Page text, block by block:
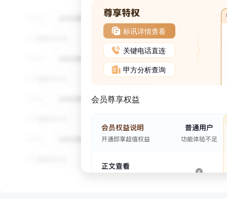
标讯详情查看
关键电话直连
甲方分析查询
会员尊享权益